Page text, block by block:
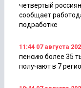
четвертый
сообщает
подработке
11:44 07 августа
пенсию более 35
получают в 7